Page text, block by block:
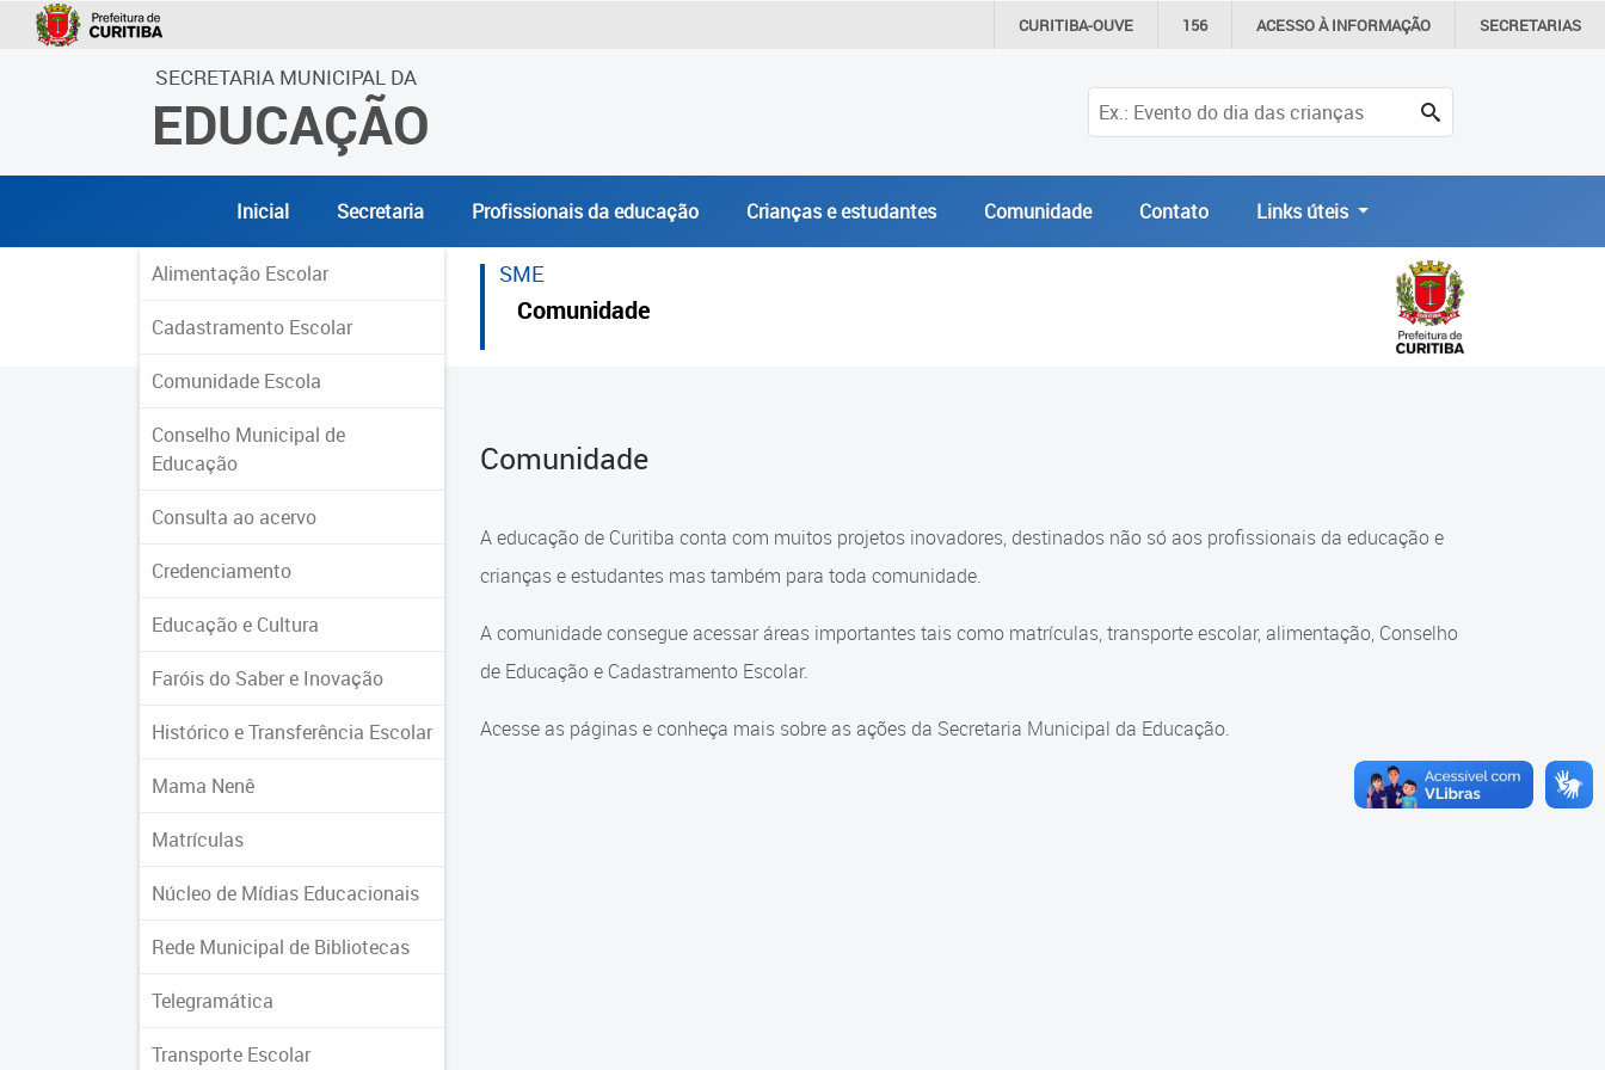
CURITIBA-OUVE 156 ACESSO ÀINFORMAÇÃO SECRETARIAS
SECRETARIA MUNICIPAL DA
EDUCAÇÃO
Inicial Secretaria Profissionais da educação Crianças e estudantes Comunidade Contato Links úteis
Alimentação Escolar
Cadastramento Escolar
Comunidade Escola
Conselho Municipal de
Educação
Consulta ao acervo
Credenciamento
Educação e Cultura
Faróis do Saber e Inovação
Histórico e Transferência Escolar
Mama Nenê
Matrículas
Núcleo de Mídias Educacionais
Rede Municipal de Bibliotecas
Telegramática
Transporte Escolar
SME
Comunidade
Comunidade
A educação de Curitiba conta com muitos projetos inovadores, destinados não só aos profissionais da educação e
crianças e estudantes mas também para toda comunidade.
A comunidade consegue acessar áreas importantes tais como matrículas, transporte escolar, alimentação, Conselho
de Educação e Cadastramento Escolar.
Acesse as páginas e conheça mais sobre as ações da Secretaria Municipal da Educação.